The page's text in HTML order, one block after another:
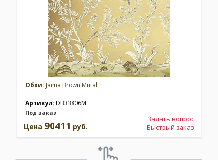
Обои: Jaima Brown Mural
Артикул: DB33806M
Под заказ
Задать вопрос
Быстрый заказ
Цена 90411 руб.